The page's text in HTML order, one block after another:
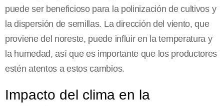
puede ser beneficioso para la polinización de cultivos y
la dispersión de semillas. La dirección del viento, que
proviene del noreste, puede influir en la temperatura y
la humedad, así que es importante que los productores
estén atentos a estos cambios.
Impacto del clima en la